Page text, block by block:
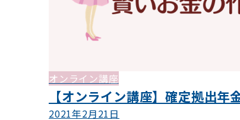
オンライン講座
【オンライン講座】確定拠出
2021年2月21日